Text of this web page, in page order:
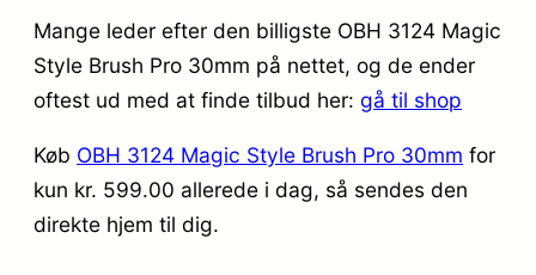
Mange leder efter den billigste OBH 3124 Magic
Style Brush Pro 30mm på nettet, og de ender
oftest ud med at finde tilbud her: gå til shop
Køb OBH 3124 Magic Style Brush Pro 30mm for
kun kr. 599.00 allerede i dag, så sendes den
direkte hjem til dig.